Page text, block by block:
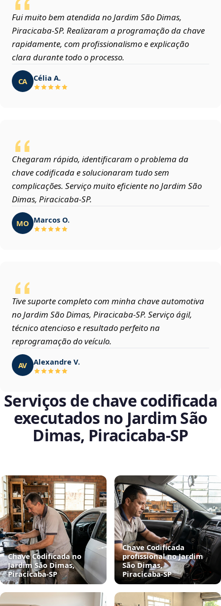
Fui muito bem atendida no Jardim São Dimas,
Piracicaba‑SP. Realizaram a programação da chave
rapidamente, com profissionalismo e explicação
clara durante todo o processo.
CA Célia A.
Chegaram rápido, identificaram o problema da
chave codificada e solucionaram tudo sem
complicações. Serviço muito eficiente no Jardim São
Dimas, Piracicaba‑SP.
MO Marcos O.
Tive suporte completo com minha chave automotiva
no Jardim São Dimas, Piracicaba‑SP. Serviço ágil,
técnico atencioso e resultado perfeito na
reprogramação do veículo.
AV Alexandre V.
Serviços de chave codificada
executados no Jardim São
Dimas, Piracicaba‑SP
Chave Codificada no
Jardim São Dimas,
Piracicaba‑SP
Chave Codificada
profissional no Jardim
São Dimas,
Piracicaba‑SP